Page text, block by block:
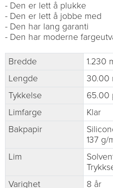
- Den er lett å plukke
- Den er lett å jobbe med
- Den har lang garanti
- Den har moderne
Bredde
1.230
Lengde
30.00
Tykkelse
65.00
Limfarge
Klar
Bakpapir
137 g/
Lim
Varighet
8 år